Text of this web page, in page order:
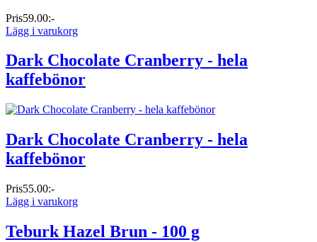
Pris59.00:-
Lägg i varukorg
Dark Chocolate Cranberry - hela
kaffebönor
Dark Chocolate Cranberry - hela
kaffebönor
Pris55.00:-
Lägg i varukorg
Teburk Hazel Brun - 100 g